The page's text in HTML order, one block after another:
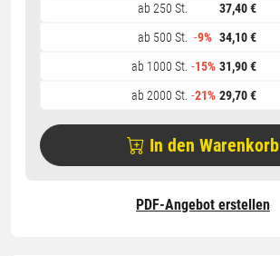
ab 250 St.
37,40 €
ab 500 St.
-9% 34,10 €
ab 1000 St. -15% 31,90 €
ab 2000 St. -21% 29,70 €
In den Warenkorb
PDF-Angebot erstellen